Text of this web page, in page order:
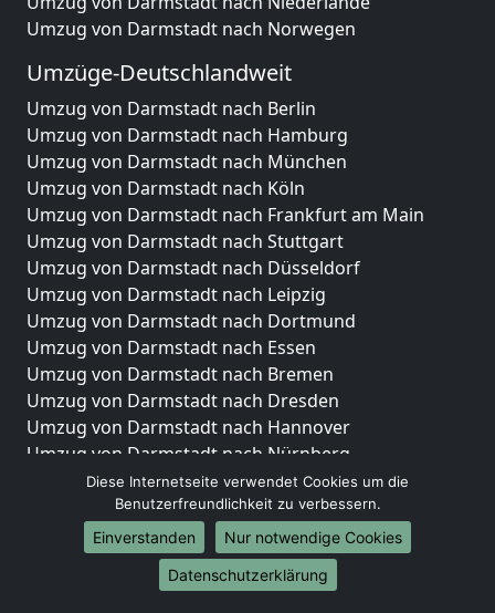
Umzug von Darmstadt nach Norwegen
Umzüge-Deutschlandweit
Umzug von Darmstadt nach Berlin
Umzug von Darmstadt nach Hamburg
Umzug von Darmstadt nach München
Umzug von Darmstadt nach Köln
Umzug von Darmstadt nach Frankfurt am Main
Umzug von Darmstadt nach Stuttgart
Umzug von Darmstadt nach Düsseldorf
Umzug von Darmstadt nach Leipzig
Umzug von Darmstadt nach Dortmund
Umzug von Darmstadt nach Essen
Umzug von Darmstadt nach Bremen
Umzug von Darmstadt nach Dresden
Umzug von Darmstadt nach Hannover
Umzug von Darmstadt nach Nürnberg
Umzug von Darmstadt nach Duisburg
Umzug von Darmstadt nach Bochum
Umzug von Darmstadt nach Wuppertal
Umzug von Darmstadt nach Bielefeld
Umzug von Darmstadt nach Bonn
Diese Internetseite verwendet Cookies um die
Benutzerfreundlichkeit zu verbessern.
Einverstanden
Nur notwendige Cookies
Datenschutzerklärung